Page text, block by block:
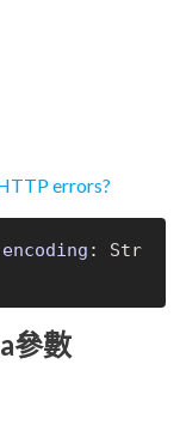
errors?
encoding : Str
參數